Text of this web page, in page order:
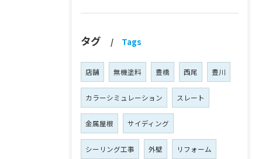
タグ Tags
店舗 無機塗料 豊橋 西尾 豊川
カラーシミュレーション スレート
金属屋根 サイディング
シーリング工事 外壁 リフォーム